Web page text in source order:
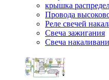
крышка
Провода
Реле свечей
Свеча зажигания
Свеча